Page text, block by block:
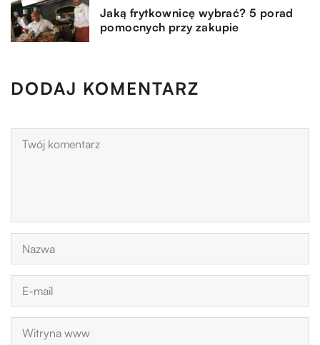
Jaką frytkownicę wybrać? 5 porad
pomocnych przy zakupie
DODAJ KOMENTARZ